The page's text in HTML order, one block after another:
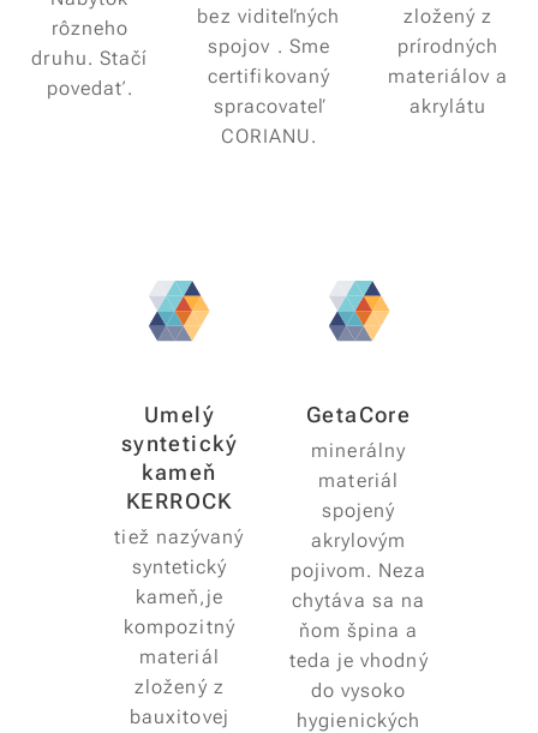
rôzneho
druhu. Stačí
povedať.
bez viditeľných
spojov . Sme
certifikovaný
spracovateľ
CORIANU.
zložený z
prírodných
materiálov a
akrylátu
Umelý
syntetický
kameň
KERROCK
tiež nazývaný
syntetický
kameň,je
kompozitný
materiál
zložený z
bauxitovej
GetaCore
minerálny
materiál
spojený
akrylovým
pojivom. Neza
chytáva sa na
ňom špina a
teda je vhodný
do vysoko
hygienických